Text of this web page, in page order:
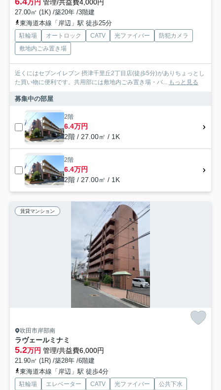
万円 管理/共益費4,000円
27.00㎡ (1K) /築20年 /3階建
東海道本線「岸辺」駅 徒歩25分
駐輪場 オートロック CATV 光ファイバー
防犯カメラ
敷地内ごみ置き場
近くにはセブンイレブン 摂津千里丘2丁目店(徒歩5分)がありちょっとし
た買い物に便利です。共用部には敷地内ごみ置き場・バ... もっと見る
募集中の部屋
2階
6.4万円
2階 / 27.00㎡ / 1K
2階
6.4万円
2階 / 27.00㎡ / 1K
賃貸マンション
吹田市岸部南
ラヴェールミナミ
5.2万円 管理/共益費6,000円
21.90㎡ (1R) /築28年 /6階建
東海道本線「岸辺」駅 徒歩4分
駐輪場 エレベーター CATV 光ファイバー 公共下水